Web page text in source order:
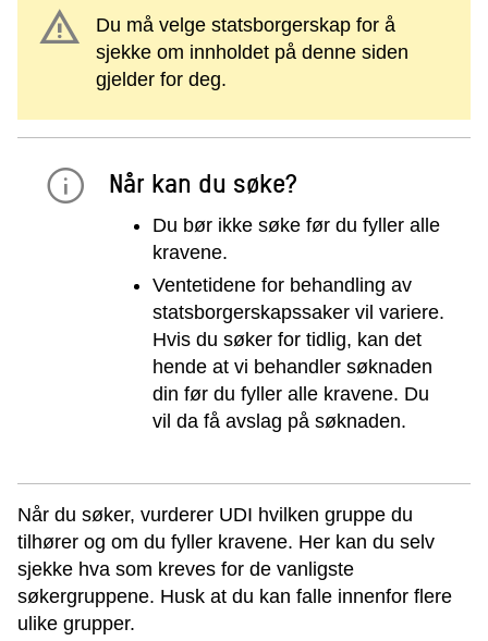
warning
Du må velge statsborgerskap for å
sjekke om innholdet på denne siden
gjelder for deg.
Når kan du søke?
Du bør ikke søke før du fyller alle
kravene.
Ventetidene for behandling av
statsborgerskapssaker vil variere.
Hvis du søker for tidlig, kan det
hende at vi behandler søknaden
din før du fyller alle kravene. Du
vil da få avslag på søknaden.
Når du søker, vurderer UDI hvilken gruppe du
tilhører og om du fyller kravene. Her kan du selv
sjekke hva som kreves for de vanligste
søkergruppene. Husk at du kan falle innenfor flere
ulike grupper.